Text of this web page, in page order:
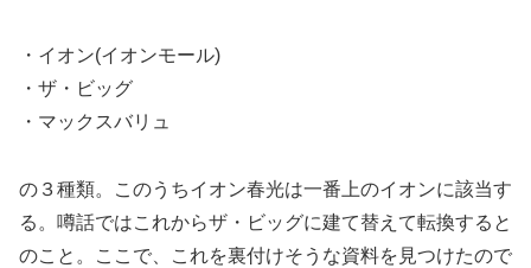
・イオン(イオンモール)
・ザ・ビッグ
・マックスバリュ
の３種類。このうちイオン春光は一番上のイオンに該当す
る。噂話ではこれからザ・ビッグに建て替えて転換すると
のこと。ここで、これを裏付けそうな資料を見つけたので